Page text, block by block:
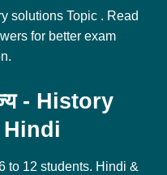
solutions Topic . Read
for better exam
- History
to 12 students. Hindi &